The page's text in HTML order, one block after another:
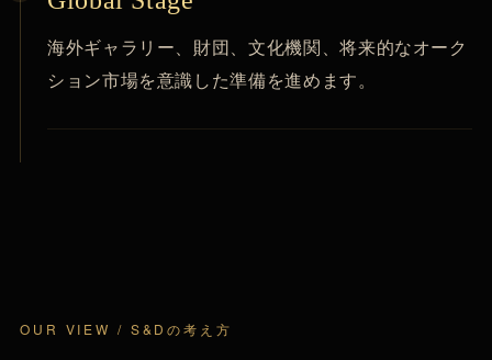
海外ギャラリー、財団、文化機関、将来的なオーク
ション市場を意識した準備を進めます。
OUR VIEW / S&Dの考え方